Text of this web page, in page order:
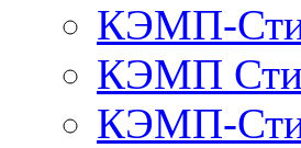
КЭМП-
КЭМП
КЭМП-